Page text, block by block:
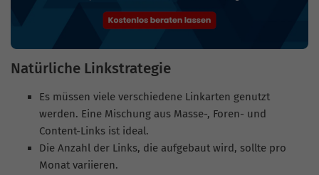
Natürliche Linkstrategie
Es müssen viele verschiedene Linkarten genutzt
werden. Eine Mischung aus Masse-, Foren- und
Content-Links ist ideal.
Die Anzahl der Links, die aufgebaut wird, sollte pro
Monat variieren.